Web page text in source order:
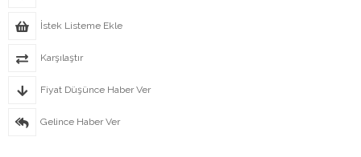
İstek Listeme Ekle
Karşılaştır
Fiyat Düşünce Haber Ver
Gelince Haber Ver